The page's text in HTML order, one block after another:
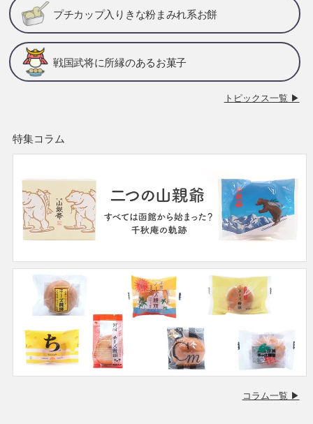
プチカップ入りきな粉まみれ系お餅
戦国武将に所縁のあるお菓子
トピックス一覧 ▶
特集コラム
コラム一覧 ▶